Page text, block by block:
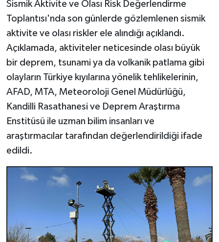
Sismik Aktivite ve Olası Risk Değerlendirme
Toplantısı'nda son günlerde gözlemlenen sismik
aktivite ve olası riskler ele alındığı açıklandı.
Açıklamada, aktiviteler neticesinde olası büyük
bir deprem, tsunami ya da volkanik patlama gibi
olayların Türkiye kıyılarına yönelik tehlikelerinin,
AFAD, MTA, Meteoroloji Genel Müdürlüğü,
Kandilli Rasathanesi ve Deprem Araştırma
Enstitüsü ile uzman bilim insanları ve
araştırmacılar tarafından değerlendirildiği ifade
edildi.